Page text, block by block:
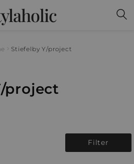
Stiefel by Y/project
project
Filter